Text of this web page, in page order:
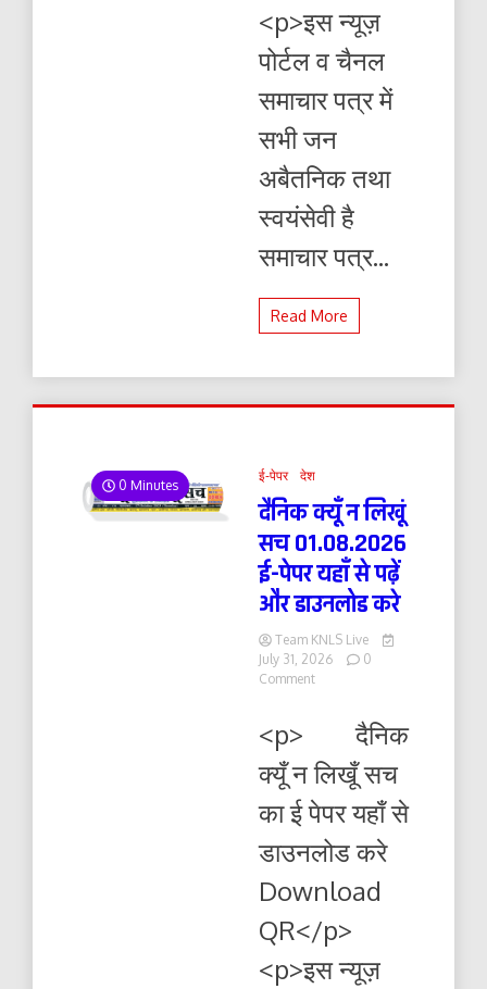
<p>इस न्यूज़
पोर्टल व चैनल
समाचार पत्र में
सभी जन
अबैतनिक तथा
स्वयंसेवी है
समाचार पत्र...
Read More
0 Minutes
ई-पेपर देश
दैनिक क्यूँ न लिखूं
सच 01.08.2026
ई-पेपर यहाँ से पढ़ें
और डाउनलोड करे
Team KNLS Live
July 31, 2026
0
Commenton
सच
01.08.2026
ई-
पेपर
यहाँ
पढ़ें
डाउनलोड
करे
<p> दैनिक
क्यूँ न लिखूँ सच
का ई पेपर यहाँ से
डाउनलोड करे
Download
QR</p>
<p>इस न्यूज़